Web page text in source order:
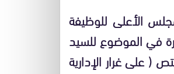
الأعلى للوظيفة
في الموضوع للسيد
على غرار الإدارية